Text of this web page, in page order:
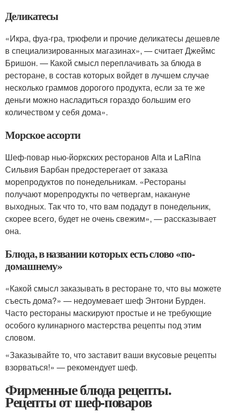
Деликатесы
«Икра, фуа-гра, трюфели и прочие деликатесы дешевле
в специализированных магазинах», — считает Джеймс
Бришон. — Какой смысл переплачивать за блюда в
ресторане, в состав которых войдет в лучшем случае
несколько граммов дорогого продукта, если за те же
деньги можно насладиться гораздо большим его
количеством у себя дома».
Морское ассорти
Шеф-повар нью-йоркских ресторанов Aita и LaRina
Сильвия Барбан предостерегает от заказа
морепродуктов по понедельникам. «Рестораны
получают морепродукты по четвергам, накануне
выходных. Так что то, что вам подадут в понедельник,
скорее всего, будет не очень свежим», — рассказывает
она.
Блюда, в названии которых есть слово «по-
домашнему»
«Какой смысл заказывать в ресторане то, что вы можете
съесть дома?» — недоумевает шеф Энтони Бурден.
Часто рестораны маскируют простые и не требующие
особого кулинарного мастерства рецепты под этим
словом.
«Заказывайте то, что заставит ваши вкусовые рецепты
взорваться!» — рекомендует шеф.
Фирменные блюда рецепты.
Рецепты от шеф-поваров